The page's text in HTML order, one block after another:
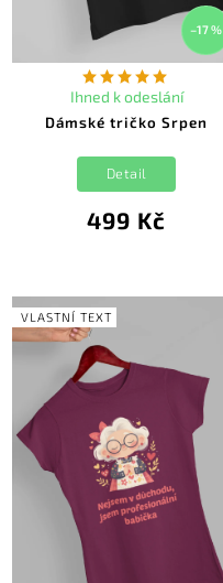
–17 %
Dámské tričko Srpen
Ihned k odeslání
499 Kč
Detail
VLASTNÍ TEXT